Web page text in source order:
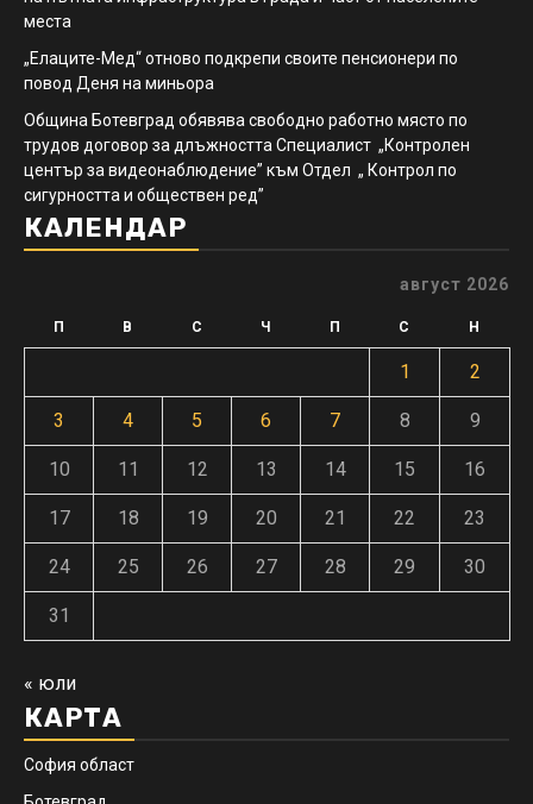
места
„Елаците-Мед“ отново подкрепи своите пенсионери по
повод Деня на миньора
Община Ботевград обявява свободно работно място по
трудов договор за длъжността Специалист „Контролен
център за видеонаблюдение” към Отдел „ Контрол по
сигурността и обществен ред”
КАЛЕНДАР
август 2026
П В С Ч П С Н
1 2
3 4 5 6 7 8 9
10 11 12 13 14 15 16
17 18 19 20 21 22 23
24 25 26 27 28 29 30
31
« юли
КАРТА
София област